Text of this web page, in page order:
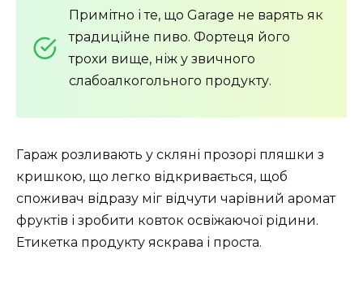
Примітно і те, що Garage не варять як
традиційне пиво. Фортеця його
трохи вище, ніж у звичного
слабоалкогольного продукту.
Гараж розливають у скляні прозорі пляшки з
кришкою, що легко відкривається, щоб
споживач відразу міг відчути чарівний аромат
фруктів і зробити ковток освіжаючої рідини.
Етикетка продукту яскрава і проста.